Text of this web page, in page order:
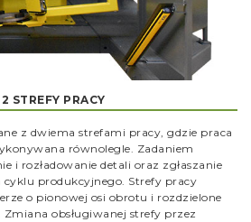
STREFY PRACY
z dwiema strefami pracy, gdzie praca
równolegle. Zadaniem
i rozładowanie detali oraz zgłaszanie
produkcyjnego. Strefy pracy
o pionowej osi obrotu i rozdzielone
Zmiana obsługiwanej strefy przez